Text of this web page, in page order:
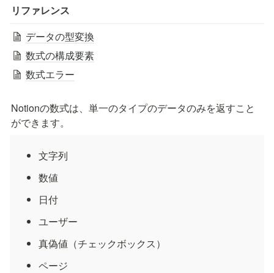
リファレンス
データの型変換
数式の構成要素
数式エラー
Notionの数式は、単一のタイプのデータのみを返すこと
ができます。
文字列
数値
日付
ユーザー
真偽値（チェックボックス）
ページ